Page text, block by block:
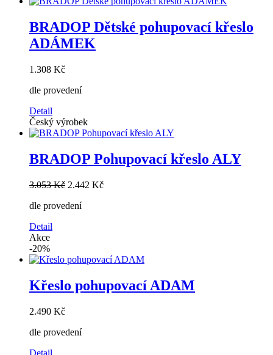
BRADOP Dětské pohupovací křeslo
ADÁMEK
1.308 Kč
dle provedení
Detail
Český výrobek
BRADOP Pohupovací křeslo ALY
3.053 Kč 2.442 Kč
dle provedení
Detail
Akce
-20%
Křeslo pohupovací ADAM
2.490 Kč
dle provedení
Detail